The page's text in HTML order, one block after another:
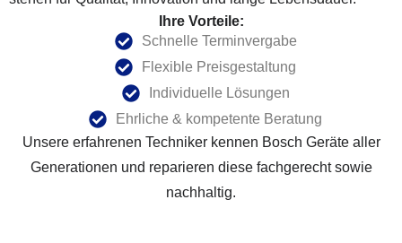
Ihre Vorteile:
Schnelle Terminvergabe
Flexible Preisgestaltung
Individuelle Lösungen
Ehrliche & kompetente Beratung
Unsere erfahrenen Techniker kennen Bosch Geräte aller
Generationen und reparieren diese fachgerecht sowie
nachhaltig.